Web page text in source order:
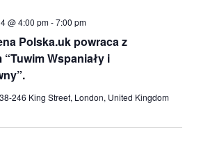
Polska.uk powraca z
“Tuwim Wspaniały i
@ 4:00 pm-7:00 pm
246 King Street, London, United Kingdom